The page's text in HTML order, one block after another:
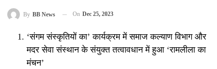
By BB News On Dec 25, 2023
‘संगम संस्कृतियों का’ कार्यक्रम में समाज कल्याण विभाग और
मदर सेवा संस्थान के संयुक्त तत्वावधान में हुआ ‘रामलीला का
मंचन’